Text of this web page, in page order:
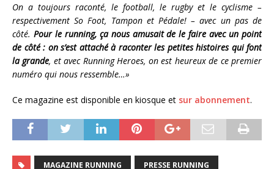
On a toujours raconté, le football, le rugby et le cyclisme –
respectivement So Foot, Tampon et Pédale! – avec un pas de
côté. Pour le running, ça nous amusait de le faire avec un point
de côté : on s’est attaché à raconter les petites histoires qui font
la grande, et avec Running Heroes, on est heureux de ce premier
numéro qui nous ressemble…»
Ce magazine est disponible en kiosque et sur abonnement.
MAGAZINE RUNNING PRESSE RUNNING